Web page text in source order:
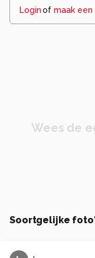
Loginof maak
Wees de
Soortgelijke